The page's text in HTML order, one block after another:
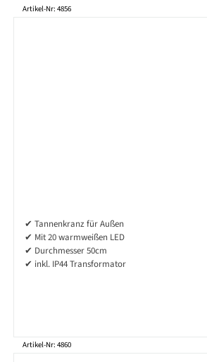
Produktgalerie überspringen
Artikel-Nr: 4856
✔ Tannenkranz für Außen
✔ Mit 20 warmweißen LED
✔ Durchmesser 50cm
✔ inkl. IP44 Transformator
Artikel-Nr: 4860